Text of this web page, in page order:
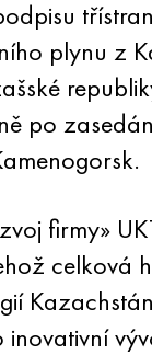
plynu z
po
firmy»